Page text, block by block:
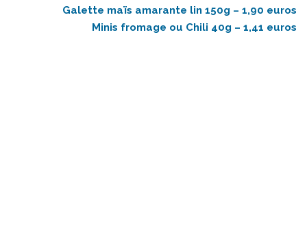
Galette maïs amarante lin 150g – 1,90 euros
Minis fromage ou Chili 40g – 1,41 euros